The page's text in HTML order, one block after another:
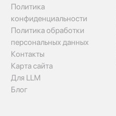
Политика
конфиденциальности
Политика обработки
персональных данных
Контакты
Карта сайта
Для LLM
Блог